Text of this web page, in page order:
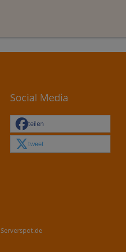
Social Media
teilen
tweet
Serverspot.de